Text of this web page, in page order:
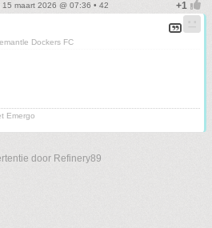
15 maart 2026 @ 07:36 • 42
Dockers FC
Emergo
door Refinery89